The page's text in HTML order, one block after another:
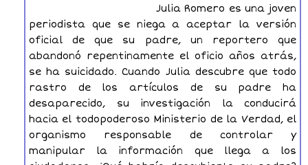
Julia Romero es una joven
periodista que se niega a aceptar la versión
oficial de que su padre, un reportero que
abandonó repentinamente el oficio años atrás,
se ha suicidado. Cuando Julia descubre que todo
rastro de los artículos de su padre ha
desaparecido, su investigación la conducirá
hacia el todopoderoso Ministerio de la Verdad, el
organismo responsable de controlar y
manipular la información que llega a los